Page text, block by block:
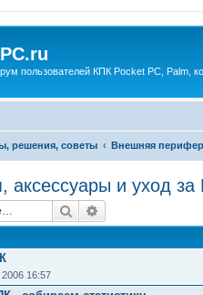
пользователей КПК Pocket PC, Palm,
решения, советы Внешняя
и уход за
Поиск
16:57